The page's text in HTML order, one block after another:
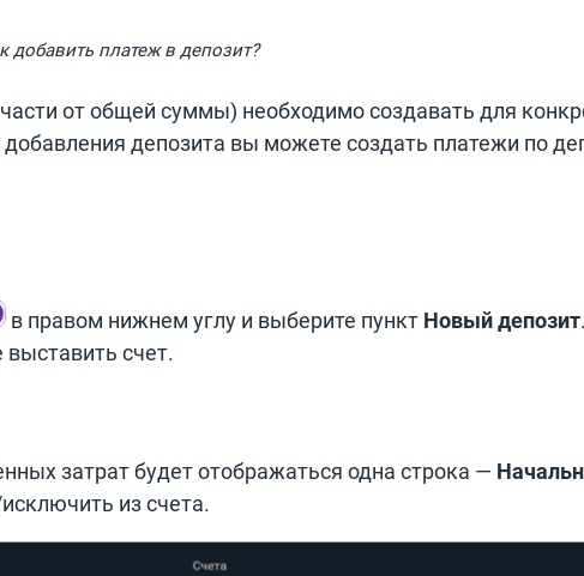
добавить платеж в депозит?
от общей суммы) необходимо создавать для
депозита вы можете создать платежи по
в правом нижнем углу и выберите пункт Новый депозит.
счет.
затрат будет отображаться одна строка —
из счета.